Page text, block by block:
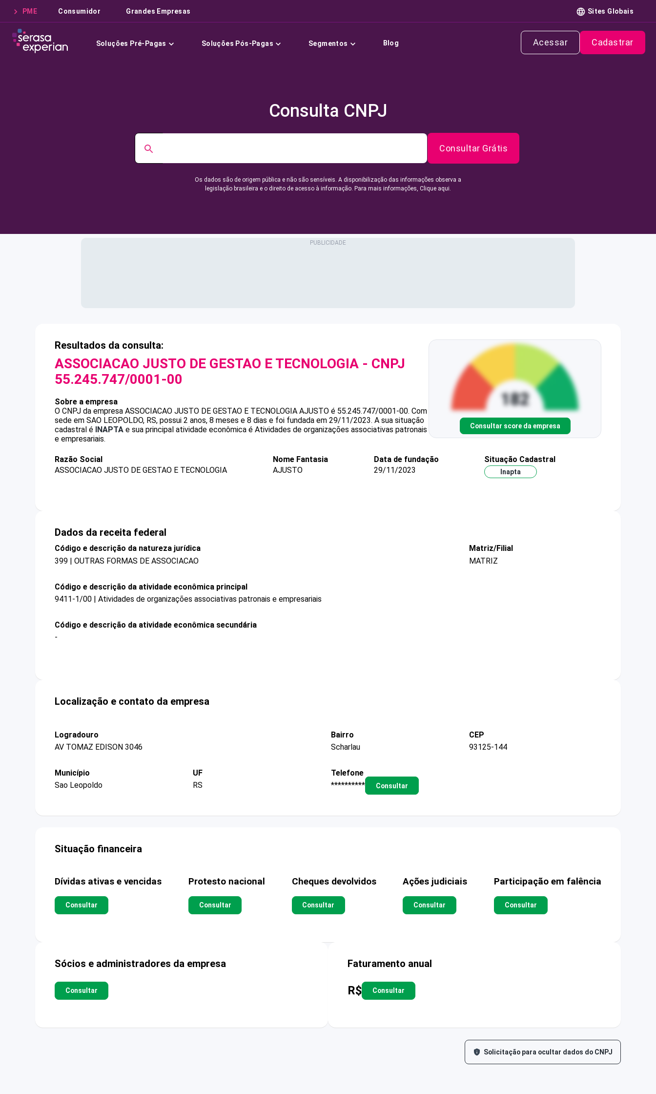
PME Consumidor Grandes Empresas Sites Globais
Soluções Pré-Pagas Soluções Pós-Pagas Segmentos Blog Acessar Cadastrar
Consulta CNPJ
Consultar Grátis
Os dados são de origem pública e não são sensíveis. A disponibilização das informações observa a
legislação brasileira e o direito de acesso à informação. Para mais informações, Clique aqui.
Resultados da consulta:
ASSOCIACAO JUSTO DE GESTAO E TECNOLOGIA - CNPJ
55.245.747/0001-00
Sobre a empresa
O CNPJ da empresa ASSOCIACAO JUSTO DE GESTAO E TECNOLOGIA AJUSTO é 55.245.747/0001-00. Com
sede em SAO LEOPOLDO, RS, possui 2 anos, 8 meses e 8 dias e foi fundada em 29/11/2023. A sua situação
cadastral é INAPTA e sua principal atividade econômica é Atividades de organizações associativas patronais
e empresariais.
Consultar score da empresa
Razão Social
ASSOCIACAO JUSTO DE GESTAO E TECNOLOGIA
Nome Fantasia
AJUSTO
Data de fundação
29/11/2023
Situação Cadastral
Inapta
Dados da receita federal
Código e descrição da natureza jurídica
399 | OUTRAS FORMAS DE ASSOCIACAO
Matriz/Filial
MATRIZ
Código e descrição da atividade econômica principal
9411-1/00 | Atividades de organizações associativas patronais e empresariais
Código e descrição da atividade econômica secundária
-
Localização e contato da empresa
Logradouro
AV TOMAZ EDISON 3046
Bairro
Scharlau
CEP
93125-144
Município
Sao Leopoldo
UF
RS
Telefone
**********
Consultar
Situação financeira
Dívidas ativas e vencidas
Consultar
Protesto nacional
Consultar
Cheques devolvidos
Consultar
Ações judiciais
Consultar
Participação em falência
Consultar
Sócios e administradores da empresa
Consultar
Faturamento anual
R$ Consultar
Solicitação para ocultar dados do CNPJ